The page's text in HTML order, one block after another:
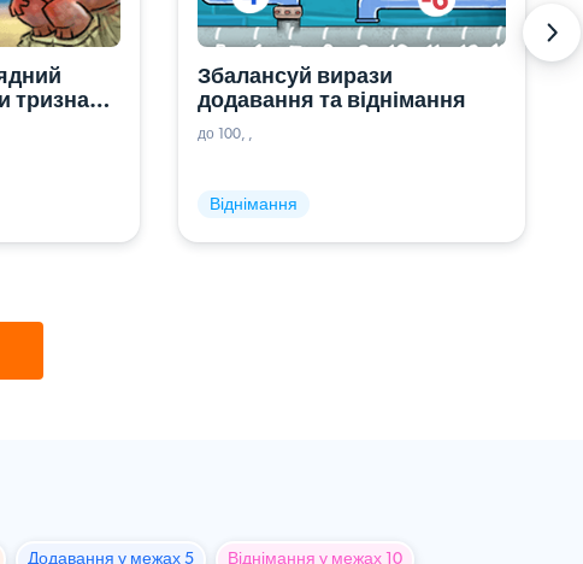
Збалансуй вирази
додавання та віднімання
до 100
Віднімання
Додавання у межах 5 Віднімання у межах 10